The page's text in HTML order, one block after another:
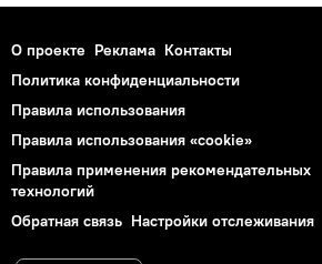
О проекте Реклама Контакты
Политика конфиденциальности
Правила использования
Правила использования «cookie»
Правила применения рекомендательных
технологий
Обратная связь Настройки отслеживания